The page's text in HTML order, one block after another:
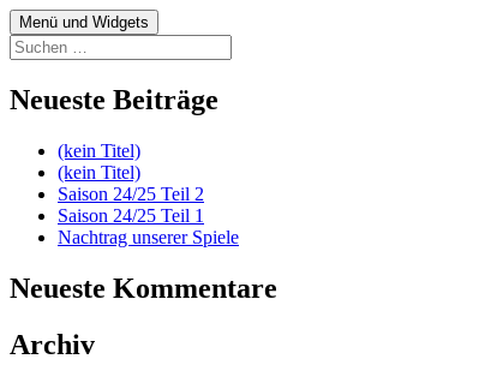
Zum
Inhalt
springen
fussball.nenitschka.de
News Blog der F-Jugend
Menü und Widgets
Suchen
nach:
Neueste Beiträge
(kein Titel)
(kein Titel)
Saison 24/25 Teil 2
Saison 24/25 Teil 1
Nachtrag unserer Spiele
Neueste Kommentare
Archiv